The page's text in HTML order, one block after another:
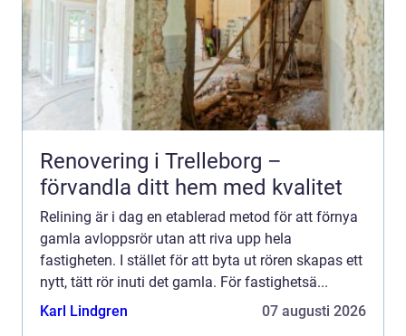
Renovering i Trelleborg –
förvandla ditt hem med kvalitet
Relining är i dag en etablerad metod för att förnya
gamla avloppsrör utan att riva upp hela
fastigheten. I stället för att byta ut rören skapas ett
nytt, tätt rör inuti det gamla. För fastighetsä...
Karl Lindgren
07 augusti 2026